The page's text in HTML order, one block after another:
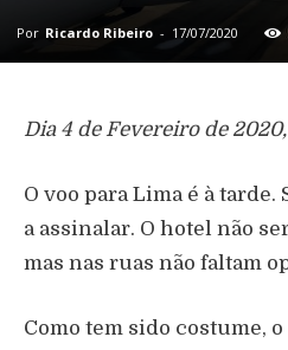
Por Ricardo Ribeiro - 17/07/2020
Dia 4 de Fevereiro de
O voo para Lima é à tarde.
a assinalar. O hotel não
mas nas ruas não faltam
Como tem sido costume,